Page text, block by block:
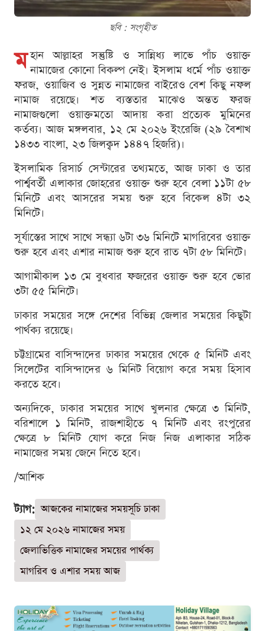
ছবি : সংগৃহীত
ম হান আল্লাহর সন্তুষ্টি ও সান্নিধ্য লাভে পাঁচ ওয়াক্ত
নামাজের কোনো বিকল্প নেই। ইসলাম ধর্মে পাঁচ ওয়াক্ত
ফরজ, ওয়াজিব ও সুন্নত নামাজের বাইরেও বেশ কিছু নফল
নামাজ রয়েছে। শত ব্যস্ততার মাঝেও অন্তত ফরজ
নামাজগুলো ওয়াক্তমতো আদায় করা প্রত্যেক মুমিনের
কর্তব্য। আজ মঙ্গলবার, ১২ মে ২০২৬ ইংরেজি (২৯ বৈশাখ
১৪৩৩ বাংলা, ২৩ জিলক্বদ ১৪৪৭ হিজরি)।
ইসলামিক রিসার্চ সেন্টারের তথ্যমতে, আজ ঢাকা ও তার
পার্শ্ববর্তী এলাকার জোহরের ওয়াক্ত শুরু হবে বেলা ১১টা ৫৮
মিনিটে এবং আসরের সময় শুরু হবে বিকেল ৪টা ৩২
মিনিটে।
সূর্যাস্তের সাথে সাথে সন্ধ্যা ৬টা ৩৬ মিনিটে মাগরিবের ওয়াক্ত
শুরু হবে এবং এশার নামাজ শুরু হবে রাত ৭টা ৫৮ মিনিটে।
আগামীকাল ১৩ মে বুধবার ফজরের ওয়াক্ত শুরু হবে ভোর
৩টা ৫৫ মিনিটে।
ঢাকার সময়ের সঙ্গে দেশের বিভিন্ন জেলার সময়ের কিছুটা
পার্থক্য রয়েছে।
চট্টগ্রামের বাসিন্দাদের ঢাকার সময়ের থেকে ৫ মিনিট এবং
সিলেটের বাসিন্দাদের ৬ মিনিট বিয়োগ করে সময় হিসাব
করতে হবে।
অন্যদিকে, ঢাকার সময়ের সাথে খুলনার ক্ষেত্রে ৩ মিনিট,
বরিশালে ১ মিনিট, রাজশাহীতে ৭ মিনিট এবং রংপুরের
ক্ষেত্রে ৮ মিনিট যোগ করে নিজ নিজ এলাকার সঠিক
নামাজের সময় জেনে নিতে হবে।
/আশিক
ট্যাগ: আজকের নামাজের সময়সূচি ঢাকা
১২ মে ২০২৬ নামাজের সময়
জেলাভিত্তিক নামাজের সময়ের পার্থক্য
মাগরিব ও এশার সময় আজ